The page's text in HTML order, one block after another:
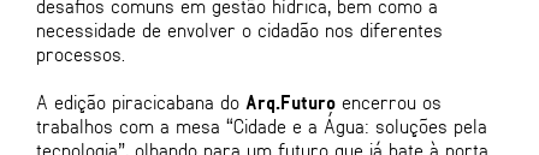
desafios comuns em gestão hídrica, bem como a
necessidade de envolver o cidadão nos diferentes
processos.
A edição piracicabana do Arq.Futuro encerrou os
trabalhos com a mesa “Cidade e a Água: soluções pela
tecnologia”, olhando para um futuro que já bate à porta